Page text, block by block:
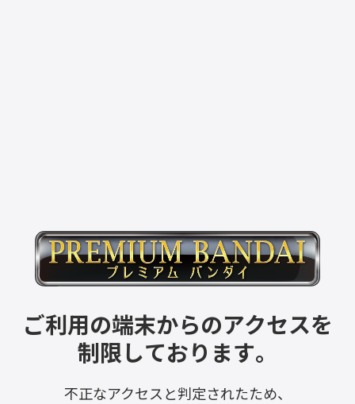
ご利用の端末からのアクセスを
制限しております。
不正なアクセスと判定されたため、